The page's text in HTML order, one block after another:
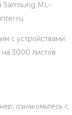
Samsung ML-
с устройствами:
на 3000 листов
ознакомьтесь с